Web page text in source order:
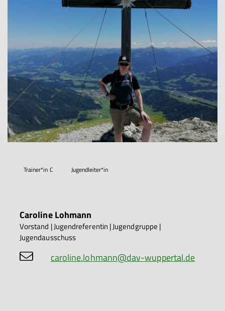
Trainer*in C Jugendleiter*in
Caroline Lohmann
Vorstand | Jugendreferentin | Jugendgruppe |
Jugendausschuss
caroline.lohmann@dav-wuppertal.de